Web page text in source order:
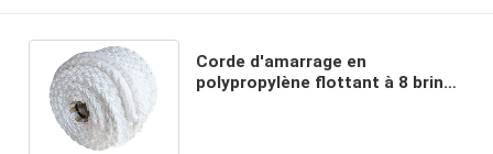
Corde d'amarrage en
polypropylène flottant à 8 brins